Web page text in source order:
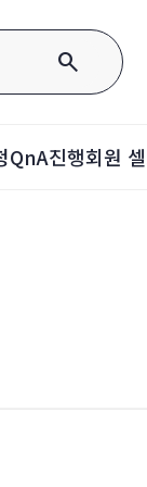
search
QnA진행회원